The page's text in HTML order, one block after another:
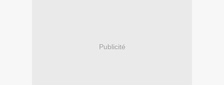
Publicité